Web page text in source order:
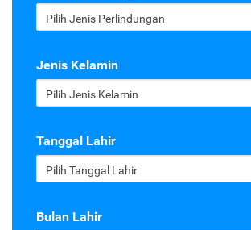
Pilih Jenis Perlindungan
Jenis Kelamin
Pilih Jenis Kelamin
Tanggal Lahir
Pilih Tanggal Lahir
Bulan Lahir